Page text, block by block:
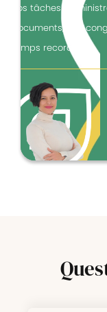
nos tâches
documents, des
temps record."